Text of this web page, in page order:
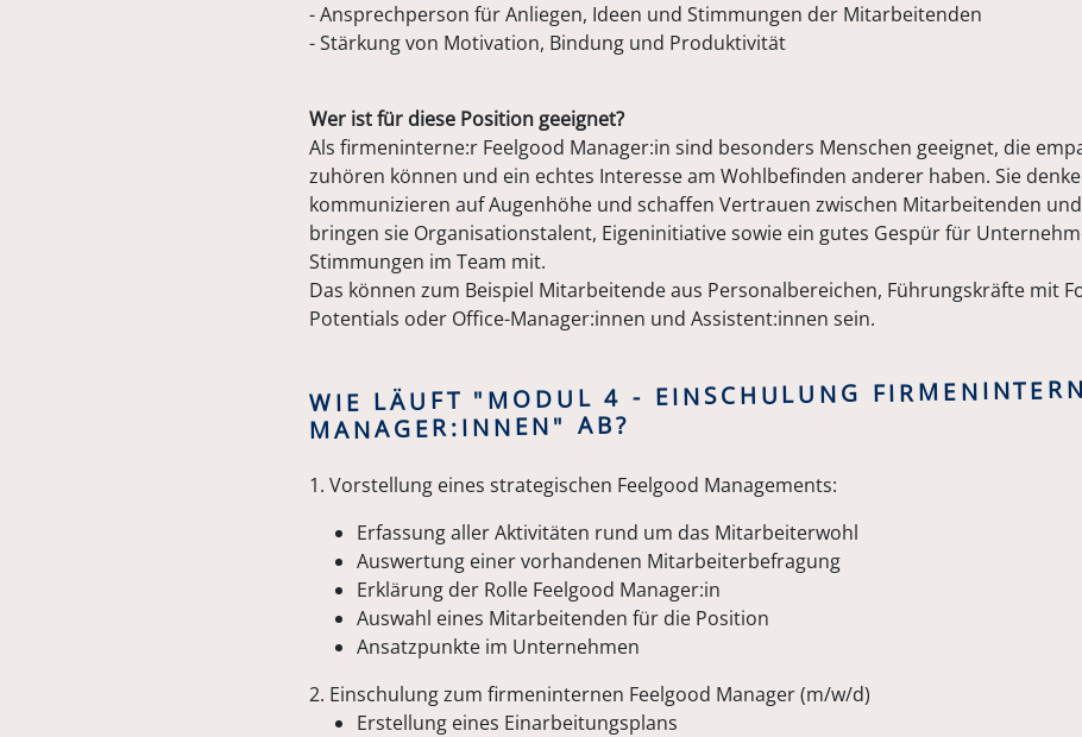
- Ansprechperson für Anliegen, Ideen und Stimmungen der Mitarbeitenden
- Stärkung von Motivation, Bindung und Produktivität
Wer ist für diese Position geeignet?
Als firmeninterne:r Feelgood Manager:in sind besonders Menschen geeignet, die
zuhören können und ein echtes Interesse am Wohlbefinden anderer haben. Sie
kommunizieren auf Augenhöhe und schaffen Vertrauen zwischen Mitarbeitenden
bringen sie Organisationstalent, Eigeninitiative sowie ein gutes Gespür für
Stimmungen im Team mit.
Das können zum Beispiel Mitarbeitende aus Personalbereichen, Führungskräfte mit
Potentials oder Office-Manager:innen und Assistent:innen sein.
WIE LÄUFT "MODUL 4 - EINSCHULUNG
MANAGER:INNEN" AB?
1. Vorstellung eines strategischen Feelgood Managements:
Erfassung aller Aktivitäten rund um das Mitarbeiterwohl
Auswertung einer vorhandenen Mitarbeiterbefragung
Erklärung der Rolle Feelgood Manager:in
Auswahl eines Mitarbeitenden für die Position
Ansatzpunkte im Unternehmen
2. Einschulung zum firmeninternen Feelgood Manager (m/w/d)
Erstellung eines Einarbeitungsplans